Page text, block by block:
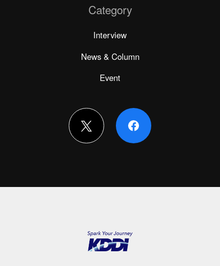
Category
Interview
News & Column
Event